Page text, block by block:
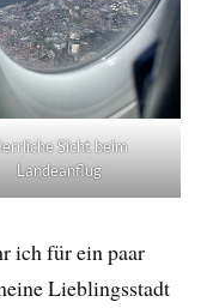
Sicht beim
Landeanflug
ich für ein paar
Lieblingsstadt